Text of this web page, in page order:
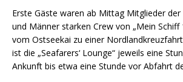
Erste Gäste waren ab Mittag Mitglieder der
und Männer starken Crew von „Mein Schiff
vom Ostseekai zu einer
ist die „Seafarers‘ Lounge“ jeweils eine
Ankunft bis etwa eine Stunde vor Abfahrt